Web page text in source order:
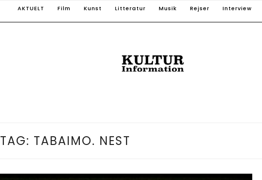
AKTUELT Film Kunst Litteratur Musik Rejser Interview
TAG: TABAIMO. NEST